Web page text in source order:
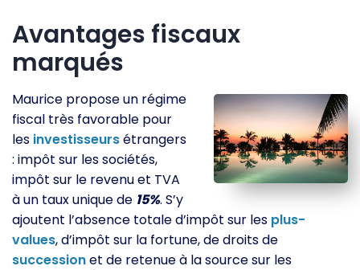
Avantages fiscaux
marqués
Maurice propose un régime
fiscal très favorable pour
les investisseursétrangers
: impôt sur les sociétés,
impôt sur le revenu et TVA
à un taux unique de 15%. S’y
ajoutent l’absence totale d’impôt sur les plus-
values, d’impôt sur la fortune, de droits de
successionet de retenue à la source sur les